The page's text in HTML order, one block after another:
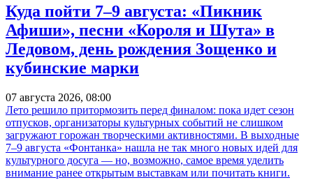
Куда пойти 7–9 августа: «Пикник
Афиши», песни «Короля и Шута» в
Ледовом, день рождения Зощенко и
кубинские марки
07 августа 2026, 08:00
Лето решило притормозить перед финалом: пока идет сезон
отпусков, организаторы культурных событий не слишком
загружают горожан творческими активностями. В выходные
7–9 августа «Фонтанка» нашла не так много новых идей для
культурного досуга — но, возможно, самое время уделить
внимание ранее открытым выставкам или почитать книги.